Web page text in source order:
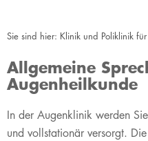
Sie sind hier: Klinik und Poliklinik
Allgemeine
Augenheilkunde
​​​​​​​In der Augenklinik werden
und vollstationär versorgt.